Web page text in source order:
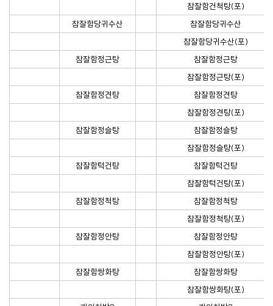
참잘함건척탕(포)
참잘함당귀수산
참잘함당귀수산
참잘함당귀수산(포)
참잘함정근탕
참잘함정근탕
참잘함정근탕(포)
참잘함정견탕
참잘함정견탕
참잘함정견탕(포)
참잘함정슬탕
참잘함정슬탕
참잘함정슬탕(포)
참잘함턱건탕
참잘함턱건탕
참잘함턱건탕(포)
참잘함정척탕
참잘함정척탕
참잘함정척탕(포)
참잘함정안탕
참잘함정안탕
참잘함정안탕(포)
참잘함쌍화탕
참잘함쌍화탕
참잘함쌍화탕(포)